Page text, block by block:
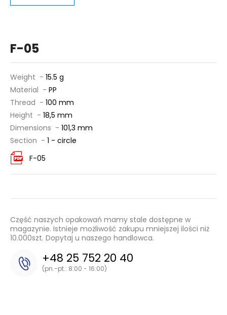
F-05
Weight - 15.5 g
Material - PP
Thread - 100 mm
Height - 18,5 mm
Dimensions - 101,3 mm
Section - 1 - circle
F-05
Część naszych opakowań mamy stale dostępne w
magazynie. Istnieje możliwość zakupu mniejszej ilości niż
10.000szt. Dopytaj u naszego handlowca.
+48 25 752 20 40
(pn.-pt.: 8:00 - 16:00)